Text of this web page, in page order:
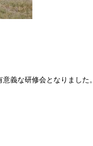
義な研修会となりました。